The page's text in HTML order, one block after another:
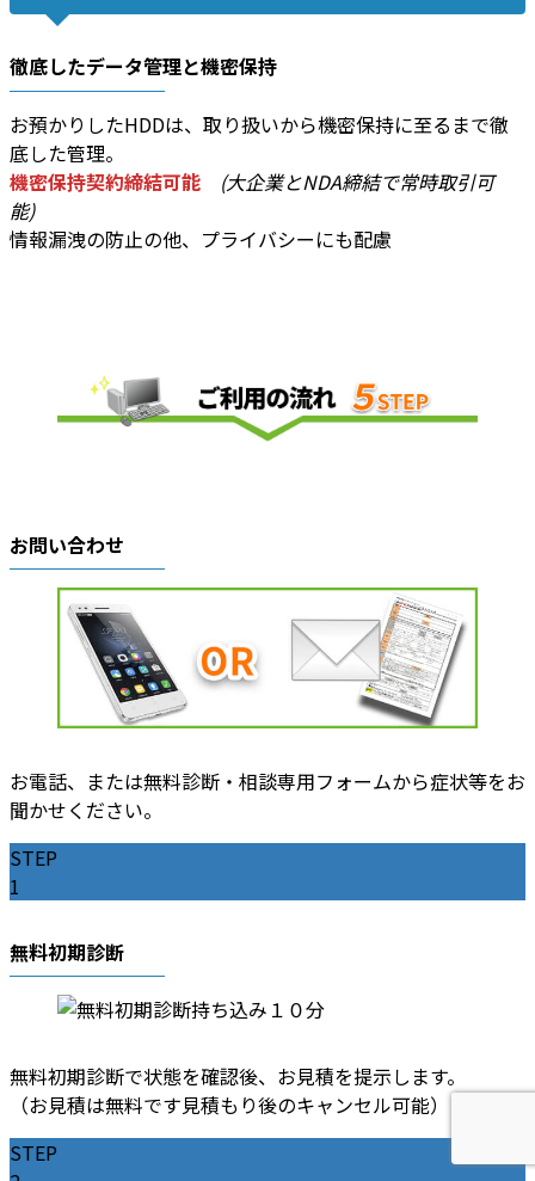
徹底したデータ管理と機密保持
お預かりしたHDDは、取り扱いから機密保持に至るまで徹
底した管理。
機密保持契約締結可能
(大企業とNDA締結で常時取引可
能)
情報漏洩の防止の他、プライバシーにも配慮
お問い合わせ
お電話、または無料診断・相談専用フォームから症状等をお
聞かせください。
STEP
1
無料初期診断
無料初期診断で状態を確認後、お見積を提示します。
（お見積は無料です見積もり後のキャンセル可能）
STEP